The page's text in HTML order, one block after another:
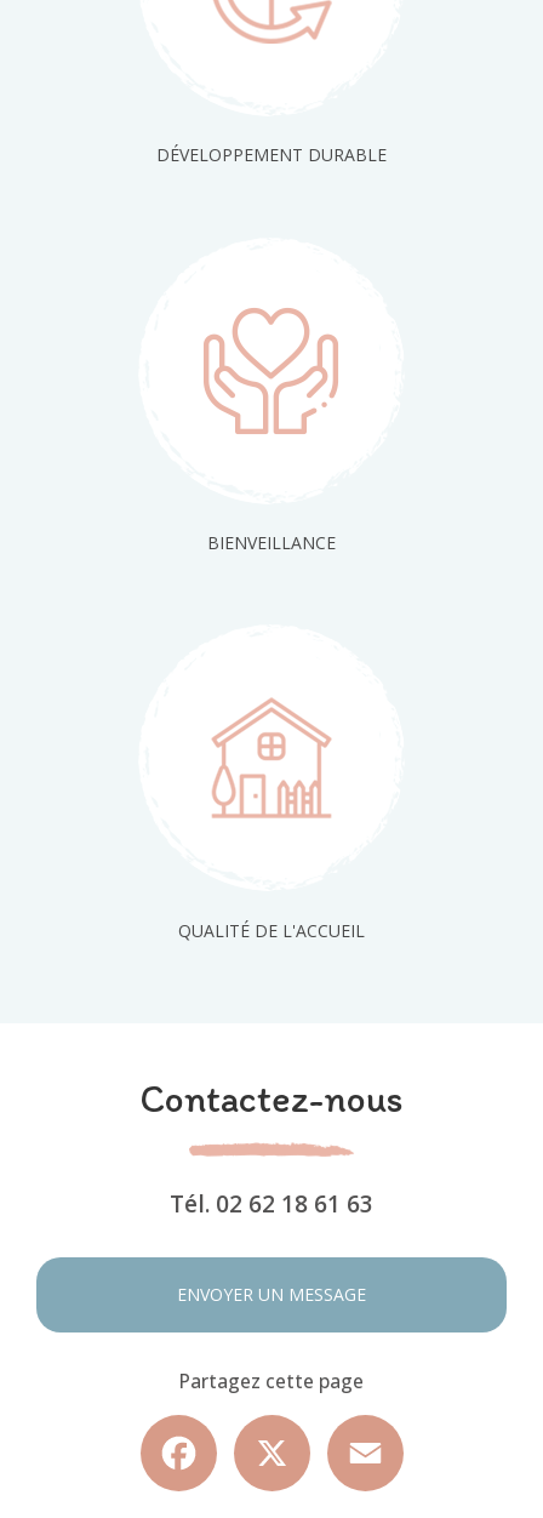
DÉVELOPPEMENT DURABLE
BIENVEILLANCE
QUALITÉ DE L'ACCUEIL
Contactez-nous
Tél. 02 62 18 61 63
ENVOYER UN MESSAGE
Partagez cette page
Facebook